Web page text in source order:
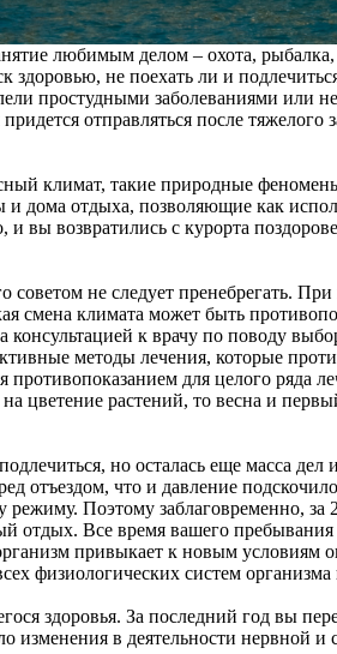
любимым делом – охота,
здоровью, не поехать ли и
простудными заболеваниями или
отправляться после тяжелого
климат, такие природные
дома отдыха, позволяющие как
и вы возвратились с курорта
не следует пренебрегать.
смена климата может быть
к врачу по поводу
методы лечения, которые
для целого ряда
цветение растений, то весна и
но осталась еще масса дел
отъездом, что и давление
Поэтому заблаговременно, за
отдых. Все время вашего
привыкает к новым условиям
физиологических систем
здоровья. За последний год вы
изменения в деятельности нервной